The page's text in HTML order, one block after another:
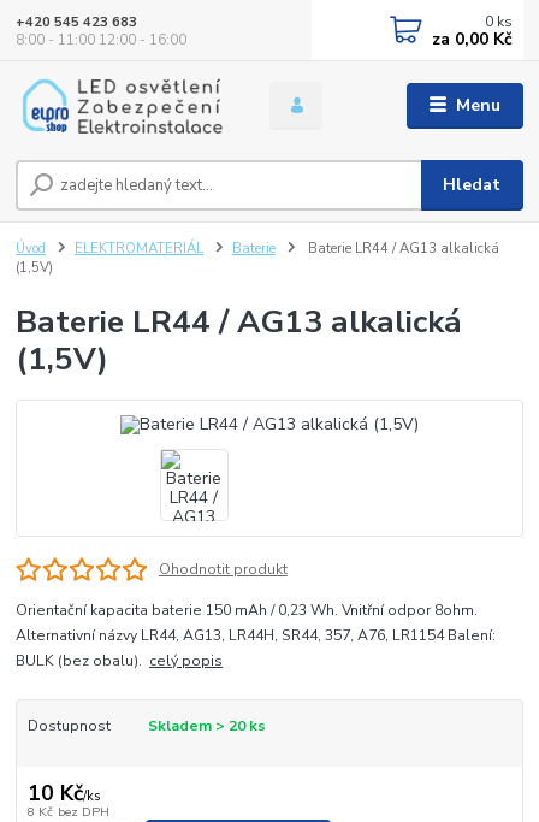
Menu
Hledat
+420 545 423 683
8:00 - 11:00 12:00 - 16:00
0 ks
za 0,00 Kč
Úvod ELEKTROMATERIÁL Baterie
Baterie LR44 / AG13 alkalická
(1,5V)
Baterie LR44 / AG13 alkalická
(1,5V)
Ohodnotit produkt
Orientační kapacita baterie 150 mAh / 0,23 Wh. Vnitřní odpor 8ohm.
Alternativní názvy LR44, AG13, LR44H, SR44, 357, A76, LR1154 Balení:
BULK (bez obalu). celý popis
Dostupnost Skladem > 20 ks
10 Kč/ks
8 Kč bez DPH